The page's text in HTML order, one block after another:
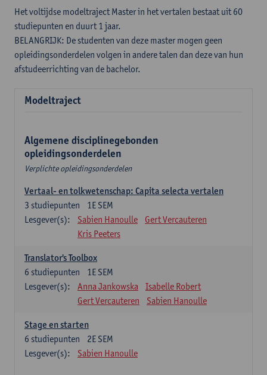
Het voltijdse modeltraject Master in het vertalen bestaat uit 60
studiepunten en duurt 1 jaar.
BELANGRIJK: De studenten van deze master mogen geen
opleidingsonderdelen volgen in andere talen dan deze van hun
afstudeerrichting van de bachelor.
Modeltraject
Algemene disciplinegebonden
opleidingsonderdelen
Verplichte opleidingsonderdelen
Vertaal- en tolkwetenschap: Capita selecta vertalen
1E SEM
3 studiepunten
Lesgever(s):
Sabien Hanoulle
Gert Vercauteren
Kris Peeters
Translator's Toolbox
1E SEM
6 studiepunten
Lesgever(s):
Anna Jankowska
Isabelle Robert
Gert Vercauteren
Sabien Hanoulle
Stage en starten
2E SEM
6 studiepunten
Lesgever(s):
Sabien Hanoulle